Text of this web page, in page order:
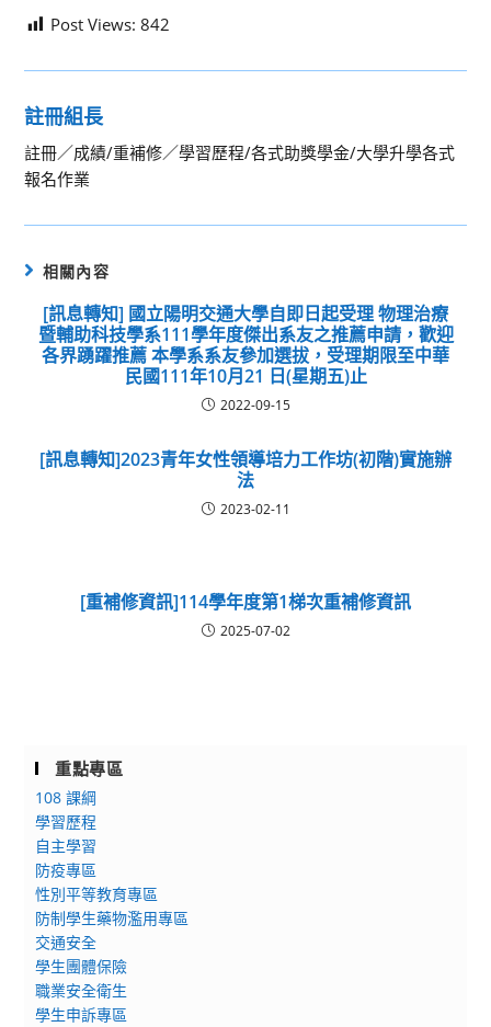
Post Views: 842
註冊組長
註冊／成績/重補修／學習歷程/各式助獎學金/大學升學各式
報名作業
相關內容
[訊息轉知] 國立陽明交通大學自即日起受理 物理治療
暨輔助科技學系111學年度傑出系友之推薦申請，歡迎
各界踴躍推薦 本學系系友參加選拔，受理期限至中華
民國111年10月21 日(星期五)止
2022-09-15
[訊息轉知]2023青年女性領導培力工作坊(初階)實施辦
法
2023-02-11
[重補修資訊]114學年度第1梯次重補修資訊
2025-07-02
重點專區
108 課綱
學習歷程
自主學習
防疫專區
性別平等教育專區
防制學生藥物濫用專區
交通安全
學生團體保險
職業安全衛生
學生申訴專區